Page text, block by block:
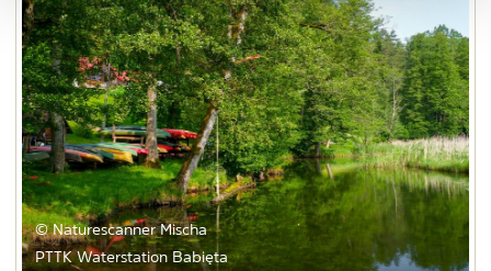
© Naturescanner Mischa
PTTK Waterstation Babięta